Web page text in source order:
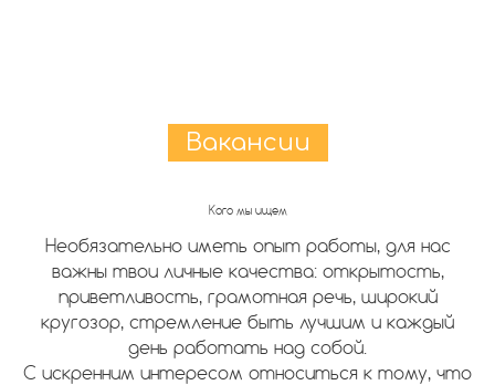
Вакансии
Кого мы ищем
Необязательно иметь опыт работы, для нас
важны твои личные качества: открытость,
приветливость, грамотная речь, широкий
кругозор, стремление быть лучшим и каждый
день работать над собой.
С искренним интересом относиться к тому, что